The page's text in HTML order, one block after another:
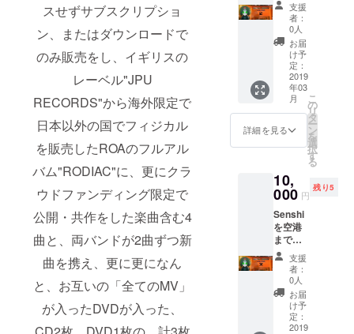
スせずサブスクリプショ
ン、またはダウンロードで
のみ販売をし、イギリスの
レーベル"JPU
RECORDS"から海外限定で
日本以外の国でフィジカル
を販売したROAのフルアル
バム"RODIAC"に、更にクラ
ウドファンディング限定で
公開・共作をした楽曲含む4
曲と、両バンドが2曲ずつ新
曲を携え、更に更になん
と、お互いの「全てのMV」
が入ったDVDが入った、
の開催
を予定
してお
りま
す。
は終演
後係員
の指示
に従っ
てくだ
さい。
また、
軽食を
ご用意
させて
頂きま
す。 ※
ベート
ライブ
は東京
観光
後、
2019年
3月11
日、夕
方以降
で都内
のスタ
ジオで
の開催
Nah Go
Cool
(feat.
Tsugar
u Terry)
06. -
Jump
(MadRe
d
Cover)
Overloa
d (feat.
Tsugar
08. -
Vampir
e
Pressu
re (feat.
Mani)
09. -
Red
Alert
で撮影
をする
かは未
定で
す。 ※
著作権
に接触
するよ
うな
キャラ
ブラン
ドを着
ての出
演はご
遠慮く
ださ
い。 ※
ご自身
が運営
するブ
ラン
ド、
アー
こう！
(サイ
ン・写
真撮影
ok！) ※
往復の
交通費
は支援
者負担
となり
ます。
※日本到
2019年
3/8(金)
の予定
です。
※集合時
間・場
所をプ
ロジェ
クト終
了後に
お伝え
させて
頂きま
支援
者：
0人
お届
け予
定：
2019
年03
月
詳細を見る
こ
の
リ
タ
ー
ン
を
選
択
す
る
10,
000 円
残り5
Senshi
を空港
までお
見送り
に行こ
う！(サ
イン・
写真撮
影ok！)
※往復の
支援
者：
0人
お届
け予
定：
2019